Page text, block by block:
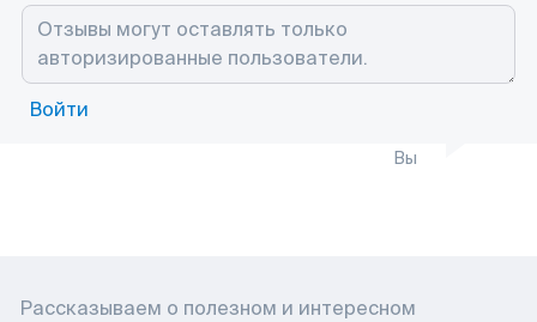
Войти
Вы
Рассказываем о полезном и интересном